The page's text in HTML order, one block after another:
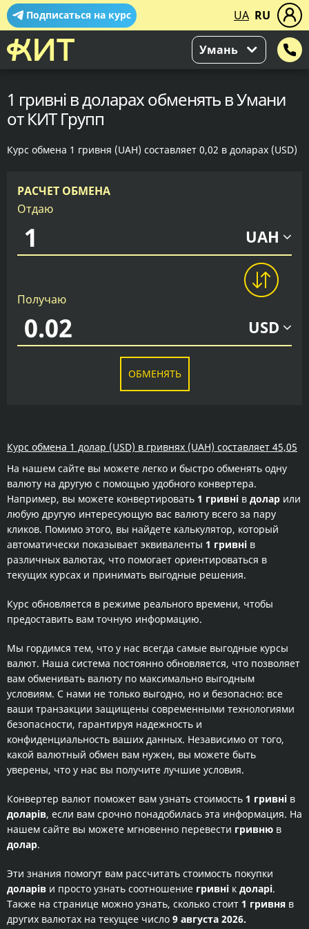
Подписаться на курс UA RU
Умань
1 гривні в доларах обменять в Умани
от КИТ Групп
Курс обмена 1 гривня (UAH) составляет 0,02 в доларах (USD)
РАСЧЕТ ОБМЕНА
Отдаю
UAH
Получаю
USD
ОБМЕНЯТЬ
Курс обмена 1 долар (USD) в гривнях (UAH) составляет 45,05
На нашем сайте вы можете легко и быстро обменять одну
валюту на другую с помощью удобного конвертера.
Например, вы можете конвертировать 1 гривні в долар или
любую другую интересующую вас валюту всего за пару
кликов. Помимо этого, вы найдете калькулятор, который
автоматически показывает эквиваленты 1 гривні в
различных валютах, что помогает ориентироваться в
текущих курсах и принимать выгодные решения.
Курс обновляется в режиме реального времени, чтобы
предоставить вам точную информацию.
Мы гордимся тем, что у нас всегда самые выгодные курсы
валют. Наша система постоянно обновляется, что позволяет
вам обменивать валюту по максимально выгодным
условиям. С нами не только выгодно, но и безопасно: все
ваши транзакции защищены современными технологиями
безопасности, гарантируя надежность и
конфиденциальность ваших данных. Независимо от того,
какой валютный обмен вам нужен, вы можете быть
уверены, что у нас вы получите лучшие условия.
Конвертер валют поможет вам узнать стоимость 1 гривні в
доларів, если вам срочно понадобилась эта информация. На
нашем сайте вы можете мгновенно перевести гривню в
долар.
Эти знания помогут вам рассчитать стоимость покупки
доларів и просто узнать соотношение гривні к доларі.
Также на странице можно узнать, сколько стоит 1 гривня в
других валютах на текущее число 9 августа 2026.